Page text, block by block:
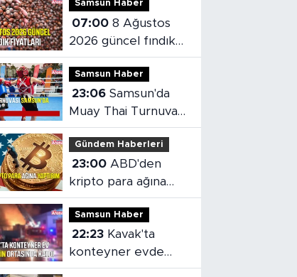
Samsun Haber
07:00 8 Ağustos
2026 güncel fındık
fiyatları
Samsun Haber
23:06 Samsun'da
Muay Thai Turnuvası
heyecanı başladı
Gündem Haberleri
23:00 ABD'den
kripto para ağına
yaptırım
Samsun Haber
22:23
konteyner evde
yangın çıktı